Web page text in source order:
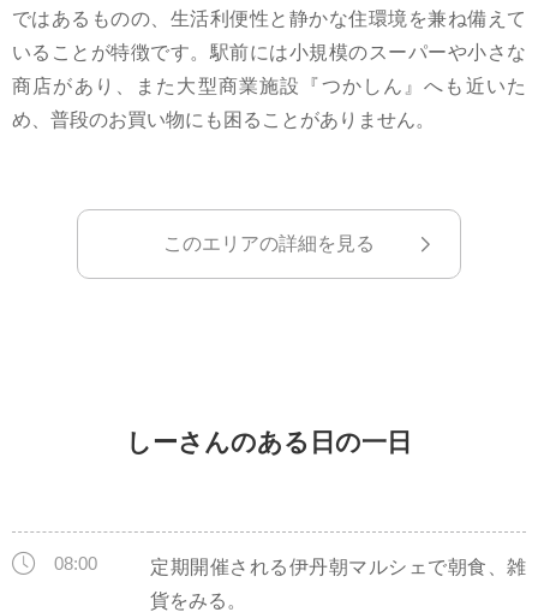
ではあるものの、生活利便性と静かな住環境を兼ね備えて
いることが特徴です。駅前には小規模のスーパーや小さな
商店があり、また大型商業施設『つかしん』へも近いた
め、普段のお買い物にも困ることがありません。
このエリアの詳細を見る
しーさんのある日の一日
08:00
定期開催される伊丹朝マルシェで朝食、雑
貨をみる。